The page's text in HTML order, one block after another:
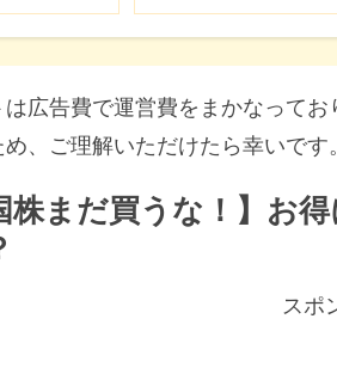
は広告費で運営費をまかなって
め、ご理解いただけたら幸いです
株まだ買うな！】お
スポ